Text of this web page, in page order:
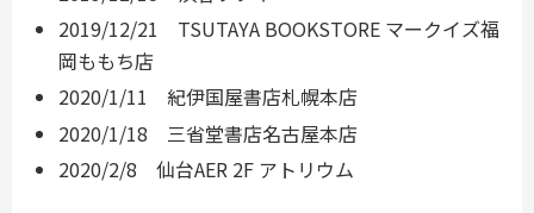
2019/12/21 TSUTAYA BOOKSTORE マークイズ福
岡ももち店
2020/1/11 紀伊国屋書店札幌本店
2020/1/18 三省堂書店名古屋本店
2020/2/8 仙台AER 2F アトリウム